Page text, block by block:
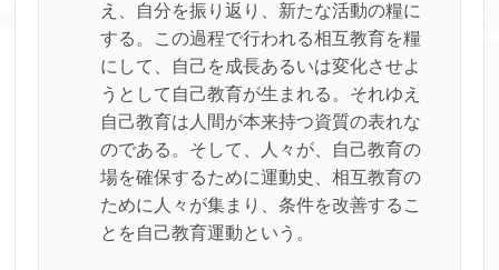
え、自分を振り返り、新たな活動の糧に
する。この過程で行われる相互教育を糧
にして、自己を成長あるいは変化させよ
うとして自己教育が生まれる。それゆえ
自己教育は人間が本来持つ資質の表れな
のである。そして、人々が、自己教育の
場を確保するために運動史、相互教育の
ために人々が集まり、条件を改善するこ
とを自己教育運動という。